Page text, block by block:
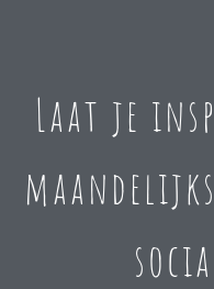
Laat je